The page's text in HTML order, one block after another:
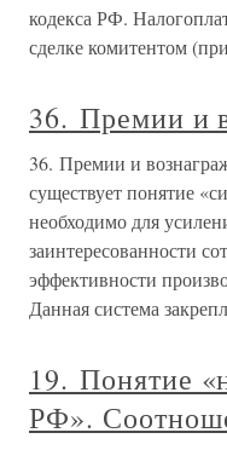
кодекса РФ.
сделке комитентом
36. Премии и
36. Премии и
существует понятие
необходимо для
заинтересованности
эффективности
Данная система
19. Понятие
РФ».